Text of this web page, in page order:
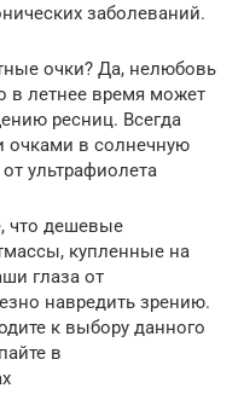
заболеваний.
очки? Да, нелюбовь
в летнее время может
ресниц. Всегда
очками в солнечную
ультрафиолета
что дешевые
купленные на
глаза от
навредить зрению.
к выбору данного
в